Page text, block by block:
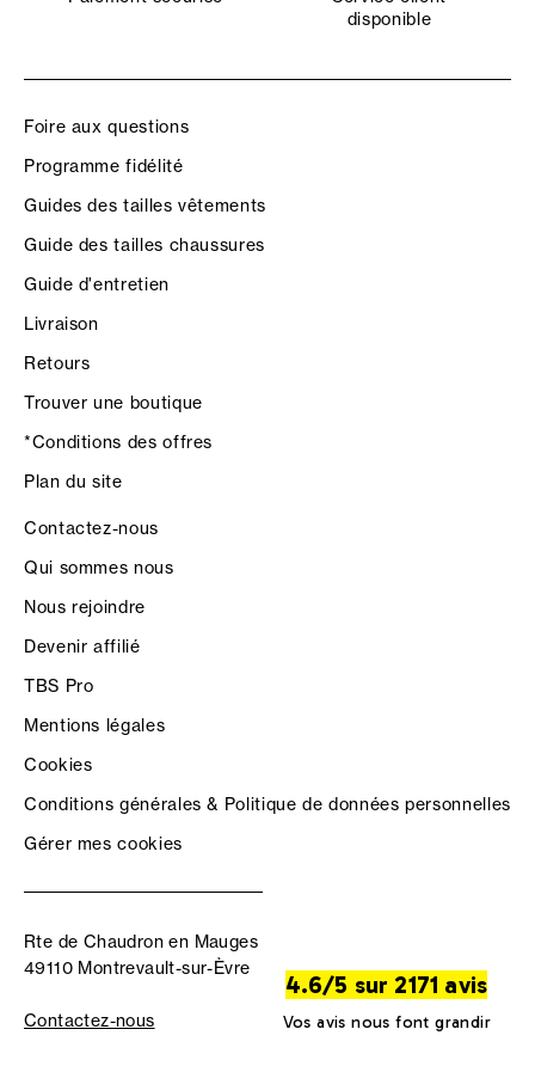
disponible
Foire aux questions
Programme fidélité
Guides des tailles vêtements
Guide des tailles chaussures
Guide d'entretien
Livraison
Retours
Trouver une boutique
*Conditions des offres
Plan du site
Contactez-nous
Qui sommes nous
Nous rejoindre
Devenir affilié
TBS Pro
Mentions légales
Cookies
Conditions générales & Politique de données personnelles
Gérer mes cookies
Rte de Chaudron en Mauges
49110 Montrevault-sur-Èvre
Contactez-nous
4.6/5 sur 2171 avis
Vos avis nous font grandir